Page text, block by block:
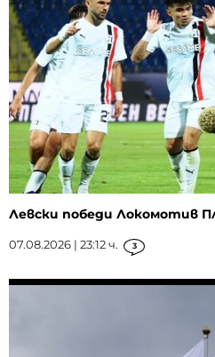
Левски победи Локомотив
07.08.2026 | 23:12 ч. 3